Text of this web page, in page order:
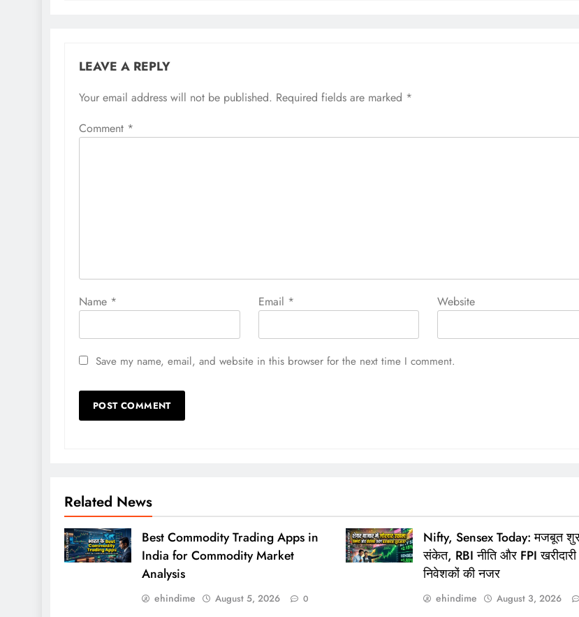
LEAVE A REPLY
Your email address will not be published. Required fields are marked *
Comment *
Name * Email * Website
Save my name, email, and website in this browser for the next time I comment.
Related News
Best Commodity Trading Apps in
India for Commodity Market
Analysis
ehindime August 5, 2026 0
Nifty, Sensex Today: मजबूत
संकेत, RBI नीति और FPI
निवेशकों की नजर
ehindime August 3, 2026